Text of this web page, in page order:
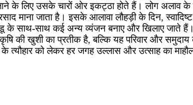
के लिए उसके चारों ओर इकट्ठा होते हैं। लोग अलाव के
माना जाता है। इसके आलावा लौहड़ी के दिन,
साथ-साथ कई अन्य व्यंजन बनाए और खिलाए जाते
खुशी का प्रतीक है, बल्कि यह परिवार और समुदाय
त्यौहार को लेकर हर जगह उल्लास और उत्साह का